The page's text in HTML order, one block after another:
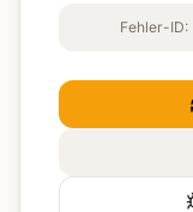
Fehler-ID: